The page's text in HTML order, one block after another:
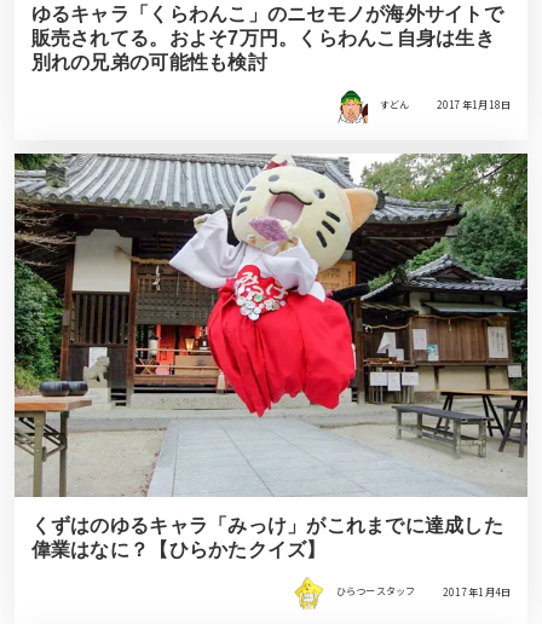
ゆるキャラ「くらわんこ」のニセモノが海外サイトで
販売されてる。およそ7万円。くらわんこ自身は生き
別れの兄弟の可能性も検討
すどん 2017年1月18日
くずはのゆるキャラ「みっけ」がこれまでに達成した
偉業はなに？【ひらかたクイズ】
ひらつースタッフ 2017年1月4日